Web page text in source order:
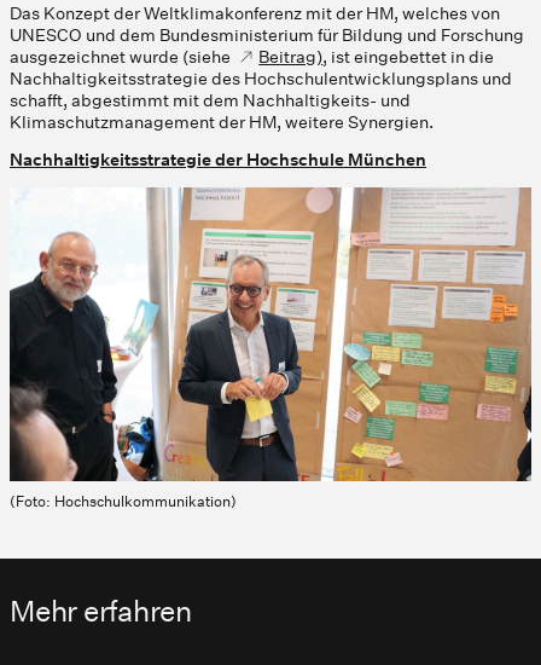
(Foto: Hochschulkommunikation)
Das Konzept der Weltklimakonferenz mit der HM, welches von
UNESCO und dem Bundesministerium für Bildung und Forschung
ausgezeichnet wurde (siehe
Beitrag), ist eingebettet in die
Nachhaltigkeitsstrategie des Hochschulentwicklungsplans und
schafft, abgestimmt mit dem Nachhaltigkeits- und
Klimaschutzmanagement der HM, weitere Synergien.
Nachhaltigkeitsstrategie der Hochschule München
Mehr erfahren